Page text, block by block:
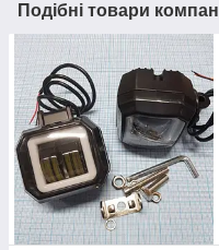
Подібні товари